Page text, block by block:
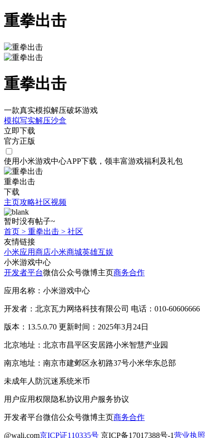
重拳出击
重拳出击
一款真实模拟解压破坏游戏
模拟写实解压沙盒
立即下载
官方正版
使用小米游戏中心APP下载 ，领丰富游戏福利 及礼包
重拳出击
下载
主页攻略社区视频
暂时没有帖子~
首页 > 重拳出击 > 社区
友情链接
小米应用商店小米商城英雄互娱
小米游戏中心
开发者平台微信公众号微博主页商务合作
应用名称：小米游戏中心
开发者：北京瓦力网络科技有限公司 电话：010-60606666
版本：13.5.0.70 更新时间：2025年3月24日
北京地址：北京市昌平区安居路小米智慧产业园
南京地址：南京市建邺区永初路37号小米华东总部
未成年人防沉迷系统米币
用户应用权限隐私协议用户服务协议
开发者平台微信公众号微博主页商务合作
@wali.com京ICP证110335号 京ICP备17017388号-1营业执照